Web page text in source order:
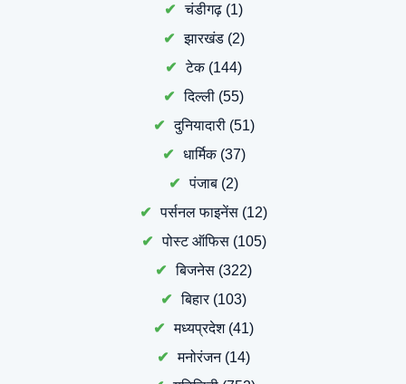
चंडीगढ़ (1)
झारखंड(2)
टेक(144)
दिल्ली (55)
दुनियादारी(51)
धार्मिक(37)
पंजाब (2)
पर्सनल फाइनेंस (12)
पोस्ट ऑफिस(105)
बिजनेस (322)
बिहार(103)
मध्यप्रदेश(41)
मनोरंजन(14)